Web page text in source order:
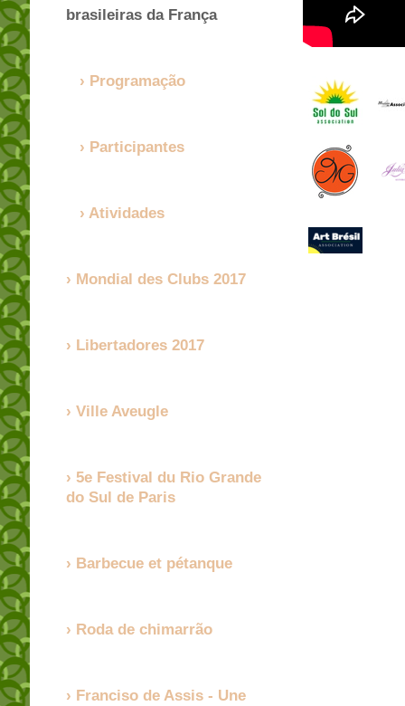
brasileiras da França
Programação
Participantes
Atividades
Mondial des Clubs 2017
Libertadores 2017
Ville Aveugle
5e Festival du Rio Grande
do Sul de Paris
Barbecue et pétanque
Roda de chimarrão
Franciso de Assis - Une